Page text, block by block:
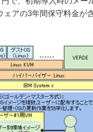
ェアの3年間保守料金が